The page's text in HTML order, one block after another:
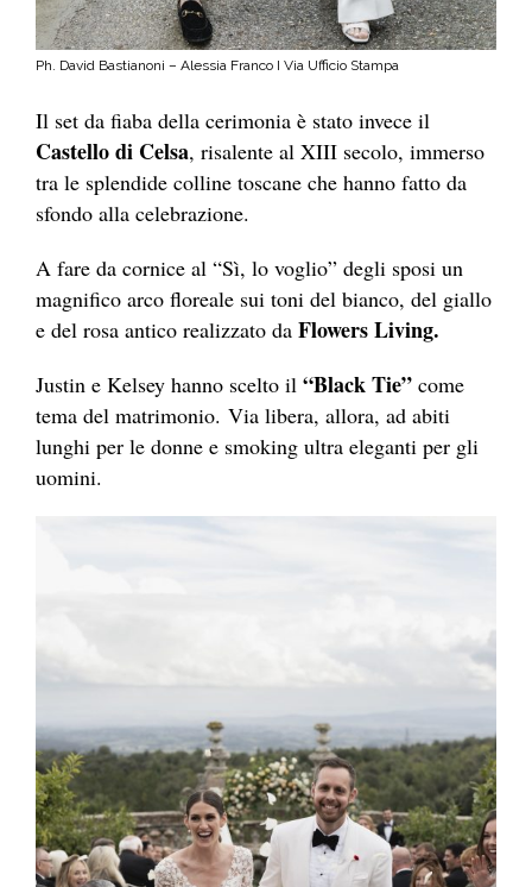
Ph. David Bastianoni – Alessia Franco I Via Ufficio Stampa
Il set da fiaba della cerimonia è stato invece il
Castello di Celsa, risalente al XIII secolo, immerso
tra le splendide colline toscane che hanno fatto da
sfondo alla celebrazione.
A fare da cornice al “Sì, lo voglio” degli sposi un
magnifico arco floreale sui toni del bianco, del giallo
e del rosa antico realizzato da Flowers Living.
Justin e Kelsey hanno scelto il “Black Tie” come
tema del matrimonio. Via libera, allora, ad abiti
lunghi per le donne e smoking ultra eleganti per gli
uomini.